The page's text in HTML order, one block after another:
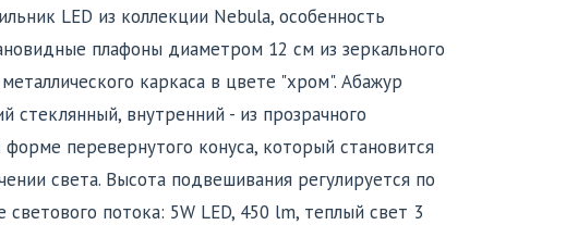
LED из коллекции Nebula, особенность
плафоны диаметром 12 см из зеркального
каркаса в цвете "хром". Абажур
стеклянный, внутренний - из прозрачного
форме перевернутого конуса, который становится
света. Высота подвешивания регулируется по
потока: 5W LED, 450 lm, теплый свет 3